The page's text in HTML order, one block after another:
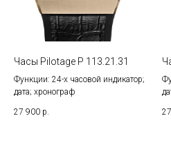
Часы Pilotage P 113.21.31
Функции: 24-х часовой индикатор;
дата; хронограф
27 900 р.